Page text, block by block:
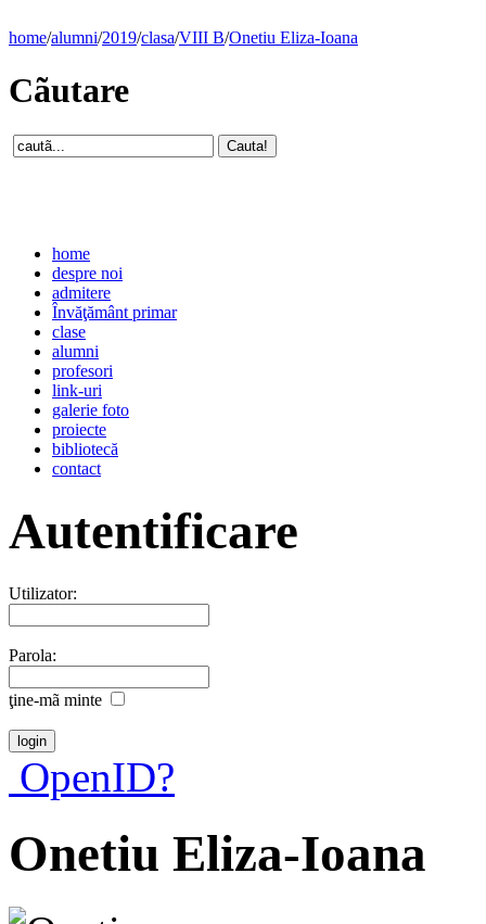
home/alumni/2019/clasa/VIII B/Onetiu Eliza-Ioana
Cãutare
home
despre noi
admitere
Învăţământ primar
clase
alumni
profesori
link-uri
galerie foto
proiecte
bibliotecă
contact
Autentificare
Utilizator:
Parola:
ţine-mã minte
OpenID?
Onetiu Eliza-Ioana